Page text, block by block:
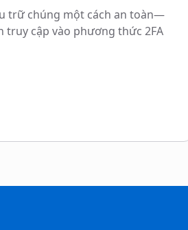
trữ chúng một cách an toàn—
truy cập vào phương thức 2FA